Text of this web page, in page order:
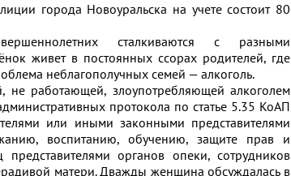
города Новоуральска на учете состоит 80
сталкиваются с разными
живет в постоянных ссорах родителей, где
неблагополучных семей — алкоголь.
работающей, злоупотребляющей алкоголем
протокола по статье 5.35 КоАП
или иными законными представителями
воспитанию, обучению, защите прав и
органов опеки, сотрудников
матери. Дважды женщина обсуждалась в